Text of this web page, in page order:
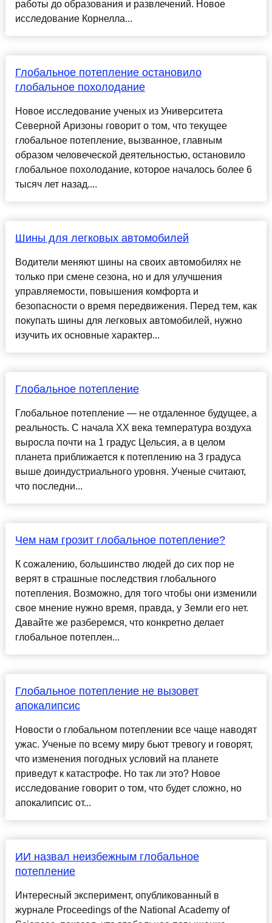
работы до образования и развлечений. Новое
исследование Корнелла...
Глобальное потепление остановило
глобальное похолодание
Новое исследование ученых из Университета
Северной Аризоны говорит о том, что текущее
глобальное потепление, вызванное, главным
образом человеческой деятельностью, остановило
глобальное похолодание, которое началось более 6
тысяч лет назад....
Шины для легковых автомобилей
Водители меняют шины на своих автомобилях не
только при смене сезона, но и для улучшения
управляемости, повышения комфорта и
безопасности о время передвижения. Перед тем, как
покупать шины для легковых автомобилей, нужно
изучить их основные характер...
Глобальное потепление
Глобальное потепление — не отдаленное будущее, а
реальность. С начала XX века температура воздуха
выросла почти на 1 градус Цельсия, а в целом
планета приближается к потеплению на 3 градуса
выше доиндустриального уровня. Ученые считают,
что последни...
Чем нам грозит глобальное потепление?
К сожалению, большинство людей до сих пор не
верят в страшные последствия глобального
потепления. Возможно, для того чтобы они изменили
свое мнение нужно время, правда, у Земли его нет.
Давайте же разберемся, что конкретно делает
глобальное потеплен...
Глобальное потепление не вызовет
апокалипсис
Новости о глобальном потеплении все чаще наводят
ужас. Ученые по всему миру бьют тревогу и говорят,
что изменения погодных условий на планете
приведут к катастрофе. Но так ли это? Новое
исследование говорит о том, что будет сложно, но
апокалипсис от...
ИИ назвал неизбежным глобальное
потепление
Интересный эксперимент, опубликованный в
журнале Proceedings of the National Academy of